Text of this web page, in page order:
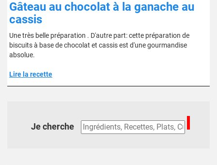
Gâteau au chocolat à la ganache au
cassis
Une très belle préparation . D'autre part: cette préparation de
biscuits à base de chocolat et cassis est d'une gourmandise
absolue.
Lire la recette
Je cherche